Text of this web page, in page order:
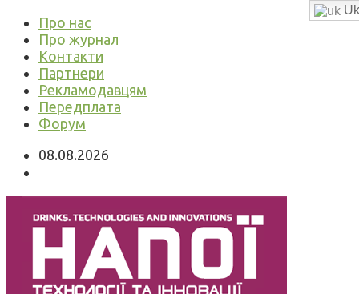
Про нас
Про журнал
Контакти
Партнери
Рекламодавцям
Передплата
Форум
08.08.2026